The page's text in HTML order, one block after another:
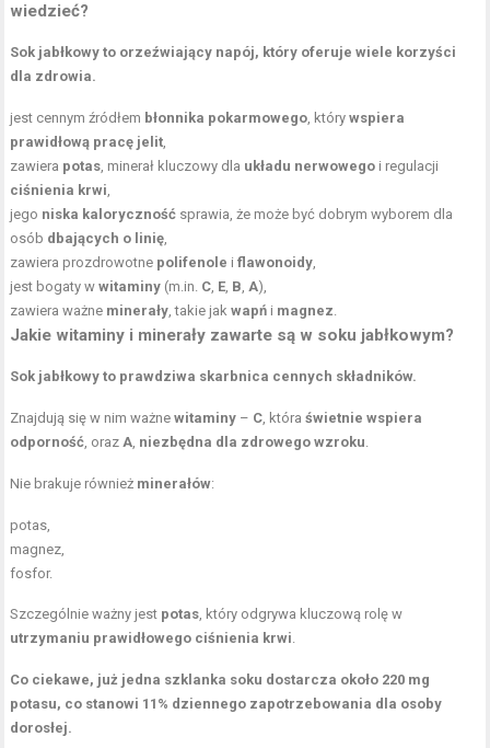
wiedzieć?
Sok jabłkowy to orzeźwiający napój, który oferuje wiele korzyści
dla zdrowia.
jest cennym źródłem błonnika pokarmowego, którywspiera
prawidłową pracę jelit,
zawiera potas, minerał kluczowy dla układu nerwowego i regulacji
ciśnienia krwi,
jego niska kaloryczność sprawia, że może być dobrym wyborem dla
osób dbających o linię,
zawiera prozdrowotne polifenole iflawonoidy,
jest bogaty wwitaminy (m.in. C, E, B,A),
zawiera ważne minerały, takie jakwapń i magnez.
Jakiewitaminy i minerały zawarte są w soku jabłkowym?
Sok jabłkowy to prawdziwa skarbnica cennych składników.
Znajdują się w nim ważnewitaminy – C, któraświetnie wspiera
odporność, orazA, niezbędna dla zdrowego wzroku.
Nie brakuje również minerałów:
potas,
magnez,
fosfor.
Szczególnie ważny jest potas, który odgrywa kluczową rolę w
utrzymaniu prawidłowego ciśnienia krwi.
Co ciekawe, już jedna szklanka soku dostarcza około 220 mg
potasu, co stanowi 11% dziennego zapotrzebowania dla osoby
dorosłej.